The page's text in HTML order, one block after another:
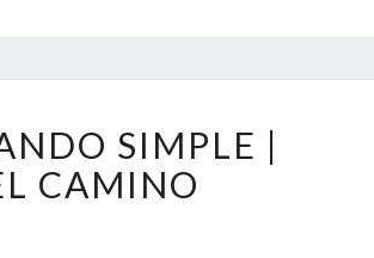
SIMPLE |
CAMINO